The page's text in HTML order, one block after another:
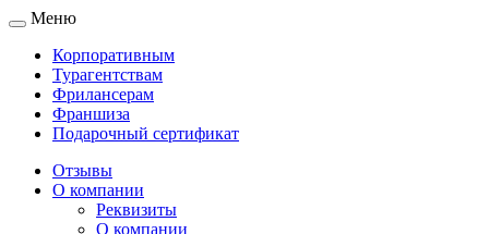
Toggle
navigation
Меню
Корпоративным
Турагентствам
Фрилансерам
Франшиза
Подарочный сертификат
Отзывы
О компании
Реквизиты
О компании